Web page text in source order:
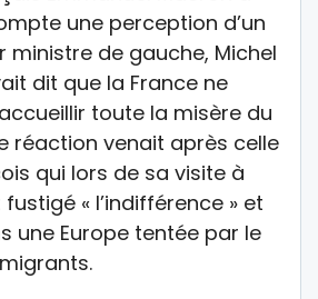
une perception d’un
ministre de gauche, Michel
dit que la France ne
toute la misère du
réaction venait après celle
qui lors de sa visite à
« l’indifférence » et
une Europe tentée par le